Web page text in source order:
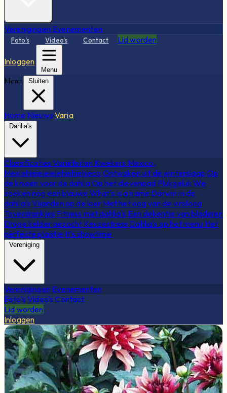
Verenigingen Evenementen
Foto's Video's Contact Lid worden
Inloggen
Menu
Menu Sluiten
Home Nieuws Varia
Dahlia's
Classificaties Variëteiten Kwekers Mexico,
Mexiehieieieieiehiehiehieco Ontwaken uit de winterslaap Op
de knieën voor de dahliaOp het dievenpad Plukgeluk We
zoeken nog een blauwe What's is a name Darwin in de
dahlia's Vijanden op de loer Met het oog van de viroloog
Toverdrankjes Fitness met dahlia's Een dekentje van bladeren
Droge kelder gezocht Keuzestress Dahlia's op het menu Het
perfecte plaatje It's showtime
Vereniging
Verenigingen Evenementen
Foto's Video's Contact
Lid worden
Inloggen